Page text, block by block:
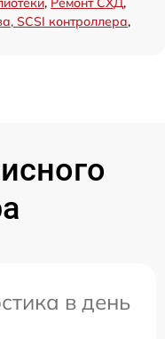
SCSI контроллера,
в день